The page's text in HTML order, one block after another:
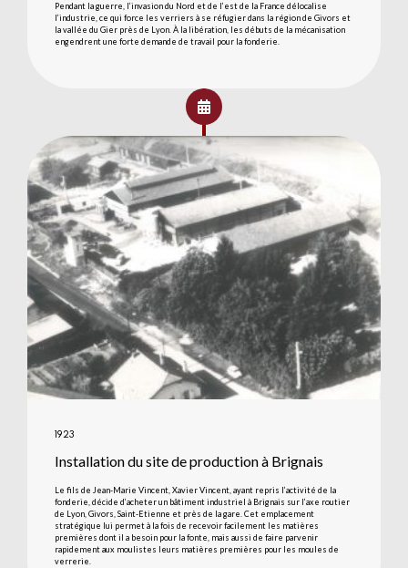
Pendant la guerre, l’invasion du Nord et de l’est de la France délocalise
l’industrie, ce qui force les verriers à se réfugier dans la région de Givors et
la vallée du Gier près de Lyon. À la libération, les débuts de la mécanisation
engendrent une forte demande de travail pour la fonderie.
1923
Installation du site de production à Brignais
Le fils de Jean-Marie Vincent, Xavier Vincent, ayant repris l’activité de la
fonderie, décide d’acheter un bâtiment industriel à Brignais sur l’axe routier
de Lyon, Givors, Saint-Etienne et près de la gare. Cet emplacement
stratégique lui permet à la fois de recevoir facilement les matières
premières dont il a besoin pour la fonte, mais aussi de faire parvenir
rapidement aux moulistes leurs matières premières pour les moules de
verrerie.